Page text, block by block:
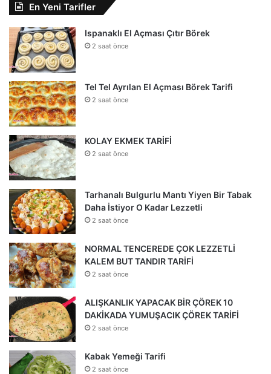
En Yeni Tarifler
Ispanaklı El Açması Çıtır Börek
2 saat önce
Tel Tel Ayrılan El Açması Börek Tarifi
2 saat önce
KOLAY EKMEK TARİFİ
2 saat önce
Tarhanalı Bulgurlu Mantı Yiyen Bir Tabak
Daha İstiyor O Kadar Lezzetli
2 saat önce
NORMAL TENCEREDE ÇOK LEZZETLİ
KALEM BUT TANDIR TARİFİ
2 saat önce
ALIŞKANLIK YAPACAK BİR ÇÖREK 10
DAKİKADA YUMUŞACIK ÇÖREK TARİFİ
2 saat önce
Kabak Yemeği Tarifi
2 saat önce